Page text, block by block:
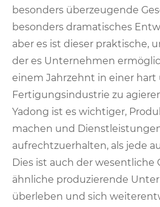
besonders überzeugende
besonders dramatisches
aber es ist dieser praktische,
der es Unternehmen
einem Jahrzehnt in einer
Fertigungsindustrie zu
Yadong ist es wichtiger,
machen und
aufrechtzuerhalten, als jede
Dies ist auch der wesentliche
ähnliche produzierende
überleben und sich